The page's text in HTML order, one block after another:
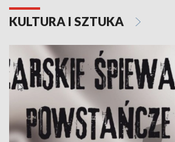
KULTURA I SZTUKA